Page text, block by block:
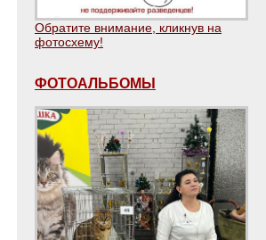
Обратите внимание, кликнув на
фотосхему!
ФОТОАЛЬБОМЫ